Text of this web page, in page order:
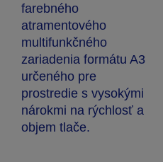
farebného
atramentového
multifunkčného
zariadenia formátu A3
určeného pre
prostredie s vysokými
nárokmi na rýchlosť a
objem tlače.